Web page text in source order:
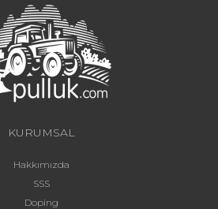
KURUMSAL
Hakkımızda
SSS
Doping